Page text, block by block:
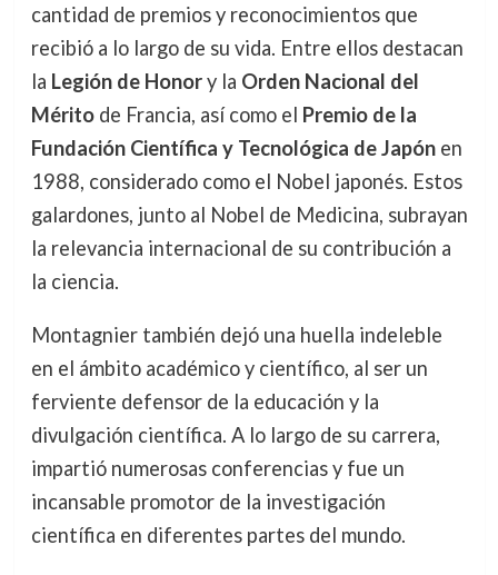
cantidad de premios y reconocimientos que
recibió a lo largo de su vida. Entre ellos destacan
la Legión de Honory la Orden Nacional del
Méritode Francia, así como el Premio de la
Fundación Científica y Tecnológica de Japónen
1988, considerado como el Nobel japonés. Estos
galardones, junto al Nobel de Medicina, subrayan
la relevancia internacional de su contribución a
la ciencia.
Montagnier también dejó una huella indeleble
en el ámbito académico y científico, al ser un
ferviente defensor de la educación y la
divulgación científica. A lo largo de su carrera,
impartió numerosas conferencias y fue un
incansable promotor de la investigación
científica en diferentes partes del mundo.